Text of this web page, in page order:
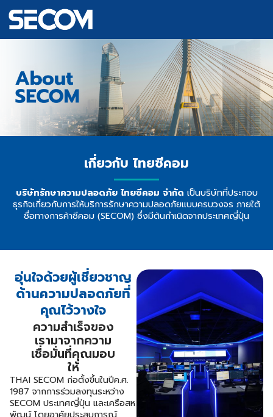
เกี่ยวกับ ไทยซีคอม
บริษัทรักษาความปลอดภัย ไทยซีคอม จำกัด เป็นบริษัทที่ประกอบ
ธุรกิจเกี่ยวกับการให้บริการรักษาความปลอดภัยแบบครบวงจร ภายใต้
ชื่อทางการค้าซีคอม (SECOM) ซึ่งมีต้นกำเนิดจากประเทศญี่ปุ่น
อุ่นใจด้วยผู้เชี่ยวชาญ
ด้านความปลอดภัยที่
คุณไว้วางใจ
ความสำเร็จของ
เรามาจากความ
เชื่อมั่นที่คุณมอบ
ให้
THAI SECOM ก่อตั้งขึ้นในปีค.ศ.
1987 จากการร่วมลงทุนระหว่าง
SECOM ประเทศญี่ปุ่น และเครือสห